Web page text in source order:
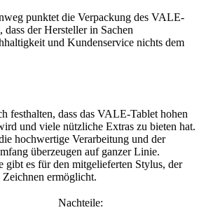
punktet die Verpackung des VALE-
dass der Hersteller in Sachen
und Kundenservice nichts dem
festhalten, dass das VALE-Tablet hohen
und viele nützliche Extras zu bieten hat.
hochwertige Verarbeitung und der
überzeugen auf ganzer Linie.
gibt es für den mitgelieferten Stylus, der
ermöglicht.
Nachteile: